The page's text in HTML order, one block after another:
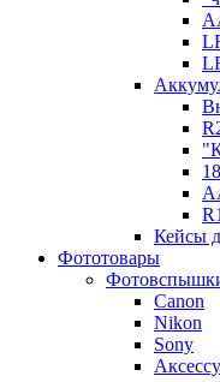
Кейсы
Фототовары
Canon
Nikon
Sony